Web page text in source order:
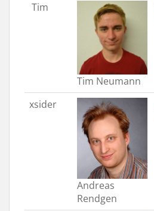
Tim
Tim Neumann
xsider
Andreas
Rendgen